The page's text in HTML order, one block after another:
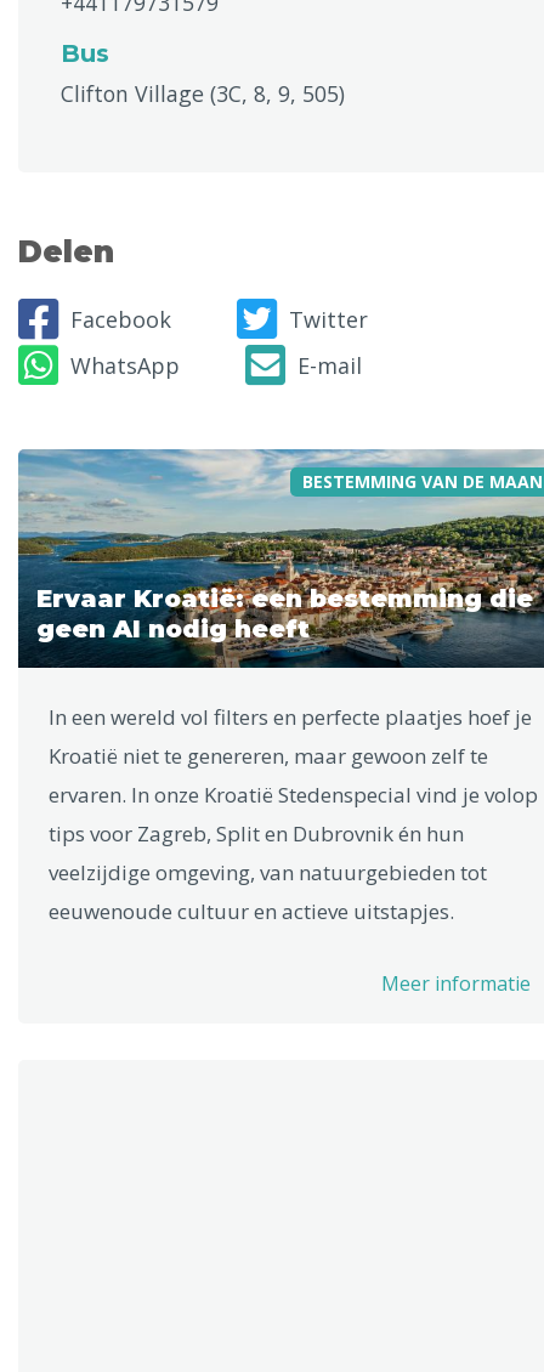
Bus
Clifton Village (3C, 8, 9, 505)
Delen
Facebook
Twitter
WhatsApp
E-mail
BESTEMMING VAN DE
Ervaar Kroatië: een bestemming die
geen AI nodig heeft
In een wereld vol filters en perfecte plaatjes hoef je
Kroatië niet te genereren, maar gewoon zelf te
ervaren. In onze Kroatië Stedenspecial vind je volop
tips voor Zagreb, Split en Dubrovnik én hun
veelzijdige omgeving, van natuurgebieden tot
eeuwenoude cultuur en actieve uitstapjes.
Meer informatie